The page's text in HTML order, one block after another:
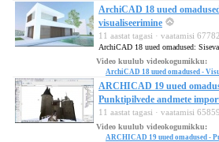
ArchiCAD 18 uued
visualiseerimine
11 aastat tagasi · vaatamisi 67782
ArchiCAD 18 uued omadused:
Video kuulub videokogumikku:
ArchiCAD 18 uued omadused -
ARCHICAD 19 uued
Punktipilvede andmete
11 aastat tagasi · vaatamisi 65859
Video kuulub videokogumikku:
ARCHICAD 19 uued omadused -